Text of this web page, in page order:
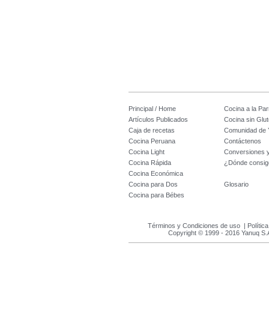
Principal / Home
Cocina a la
Artículos Publicados
Cocina sin
Caja de recetas
Comunidad de
Cocina Peruana
Contáctenos
Cocina Light
Conversiones
Cocina Rápida
¿Dónde
Cocina Económica
Cocina para Dos
Glosario
Cocina para Bébes
Términos y Condiciones de uso |
Copyright © 1999 - 2016 Yanuq